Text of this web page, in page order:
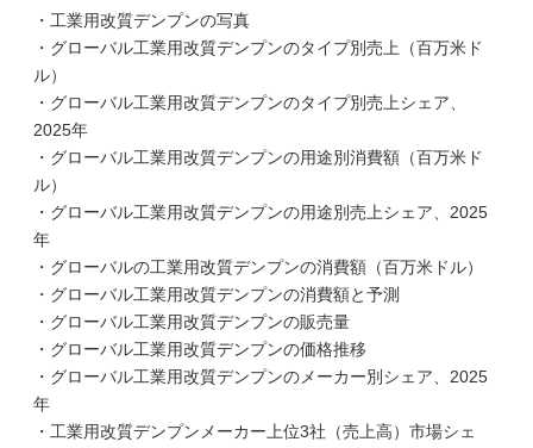
・工業用改質デンプンの写真
・グローバル工業用改質デンプンのタイプ別売上（百万米ド
ル）
・グローバル工業用改質デンプンのタイプ別売上シェア、
2025年
・グローバル工業用改質デンプンの用途別消費額（百万米ド
ル）
・グローバル工業用改質デンプンの用途別売上シェア、2025
年
・グローバルの工業用改質デンプンの消費額（百万米ドル）
・グローバル工業用改質デンプンの消費額と予測
・グローバル工業用改質デンプンの販売量
・グローバル工業用改質デンプンの価格推移
・グローバル工業用改質デンプンのメーカー別シェア、2025
年
・工業用改質デンプンメーカー上位3社（売上高）市場シェ